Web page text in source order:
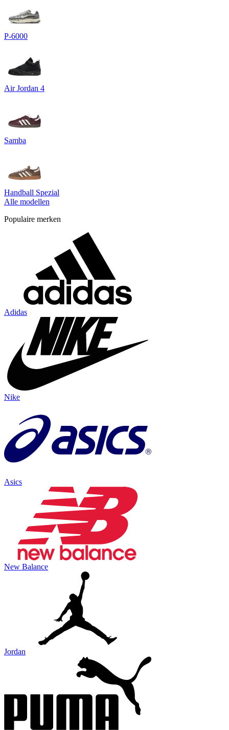
P-6000
Air Jordan 4
Samba
Handball Spezial
Alle modellen
Populaire merken
Adidas
Nike
Asics
New Balance
Jordan